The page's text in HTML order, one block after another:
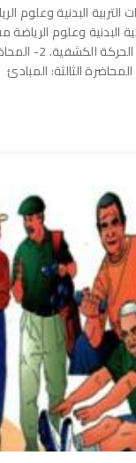
التربية البدنية وعلوم
البدنية وعلوم
1- المحاضرة